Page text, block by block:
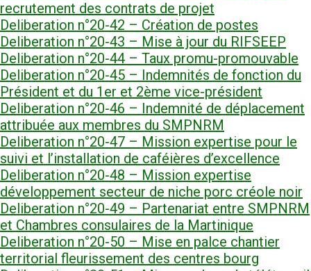
recrutement des contrats de projet
Deliberation n°20-42 – Création de postes
Deliberation n°20-43 – Mise à jour du RIFSEEP
Deliberation n°20-44 – Taux promu-promouvable
Deliberation n°20-45 – Indemnités de fonction du
Président et du 1er et 2ème vice-président
Deliberation n°20-46 – Indemnité de déplacement
attribuée aux membres du SMPNRM
Deliberation n°20-47 – Mission expertise pour le
suivi et l’installation de caféières d’excellence
Deliberation n°20-48 – Mission expertise
développement secteur de niche porc créole noir
Deliberation n°20-49 – Partenariat entre SMPNRM
et Chambres consulaires de la Martinique
Deliberation n°20-50 – Mise en palce chantier
territorial fleurissement des centres bourg